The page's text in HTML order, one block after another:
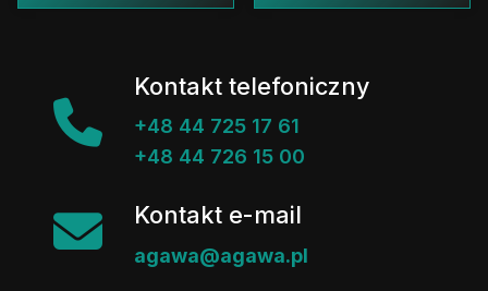
Kontakt telefoniczny
+48 44 725 17 61
+48 44 726 15 00
Kontakt e-mail
agawa@agawa.pl